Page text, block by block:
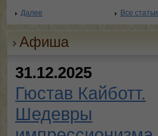
Далее Все статьи
Афиша
31.12.2025
Гюстав Кайботт.
Шедевры